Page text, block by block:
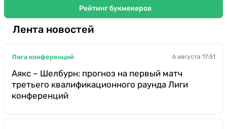
Рейтинг букмекеров
Лента новостей
Лига конференций 6 августа 17:51
Аякс – Шелбурн: прогноз на первый матч
третьего квалификационного раунда Лиги
конференций